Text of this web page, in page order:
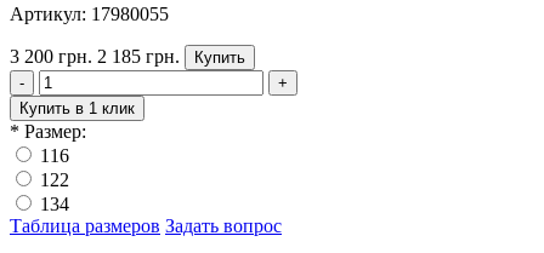
Артикул: 17980055
3 200 грн. 2 185 грн.
Купить
-
+
Купить в 1 клик
* Размер:
116
122
134
Таблица размеров Задать вопрос